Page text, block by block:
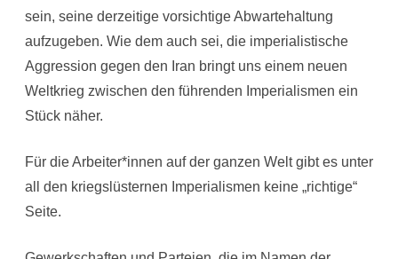
sein, seine derzeitige vorsichtige Abwartehaltung
aufzugeben. Wie dem auch sei, die imperialistische
Aggression gegen den Iran bringt uns einem neuen
Weltkrieg zwischen den führenden Imperialismen ein
Stück näher.
Für die Arbeiter*innen auf der ganzen Welt gibt es unter
all den kriegslüsternen Imperialismen keine „richtige“
Seite.